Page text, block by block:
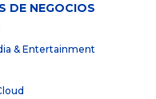
DE NEGOCIOS
& Entertainment